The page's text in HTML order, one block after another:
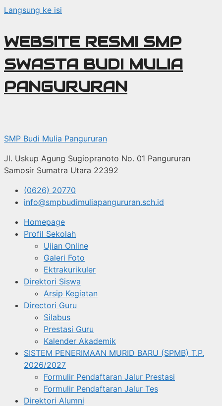
Langsung ke isi
WEBSITE RESMI SMP
SWASTA BUDI MULIA
PANGURURAN
SMP Budi Mulia Pangururan
Jl. Uskup Agung Sugiopranoto No. 01 Pangururan
Samosir Sumatra Utara 22392
(0626) 20770
info@smpbudimuliapangururan.sch.id
Homepage
Profil Sekolah
Ujian Online
Galeri Foto
Ektrakurikuler
Direktori Siswa
Arsip Kegiatan
Directori Guru
Silabus
Prestasi Guru
Kalender Akademik
SISTEM PENERIMAAN MURID BARU (SPMB) T.P.
2026/2027
Formulir Pendaftaran Jalur Prestasi
Formulir Pendaftaran Jalur Tes
Direktori Alumni